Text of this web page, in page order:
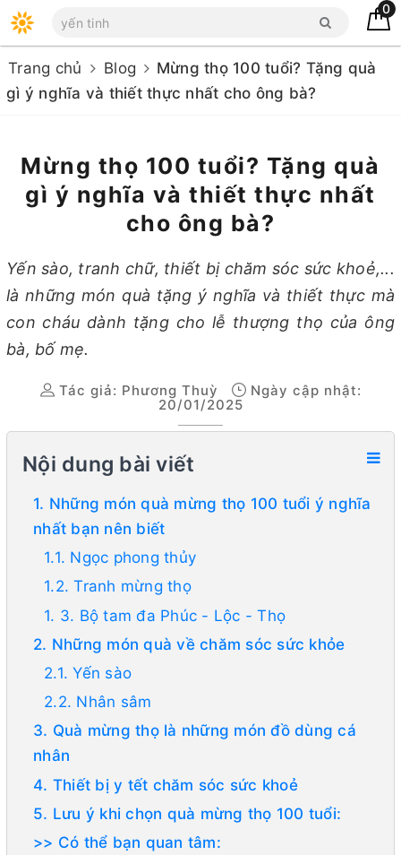
0
Trang chủ Blog
Mừng thọ 100 tuổi? Tặng quà
gì ý nghĩa và thiết thực nhất cho ông bà?
Mừng thọ 100 tuổi? Tặng quà
gì ý nghĩa và thiết thực nhất
cho ông bà?
Yến sào, tranh chữ, thiết bị chăm sóc sức khoẻ,...
là những món quà tặng ý nghĩa và thiết thực mà
con cháu dành tặng cho lễ thượng thọ của ông
bà, bố mẹ.
Tác giả: Phương Thuỳ
Ngày cập nhật:
20/01/2025
Nội dung bài viết
1. Những món quà mừng thọ 100 tuổi ý nghĩa
nhất bạn nên biết
1.1. Ngọc phong thủy
1.2. Tranh mừng thọ
1. 3. Bộ tam đa Phúc - Lộc - Thọ
2. Những món quà về chăm sóc sức khỏe
2.1. Yến sào
2.2. Nhân sâm
3. Quà mừng thọ là những món đồ dùng cá
nhân
4. Thiết bị y tết chăm sóc sức khoẻ
5. Lưu ý khi chọn quà mừng thọ 100 tuổi:
>> Có thể bạn quan tâm: